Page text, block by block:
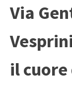
Via
il